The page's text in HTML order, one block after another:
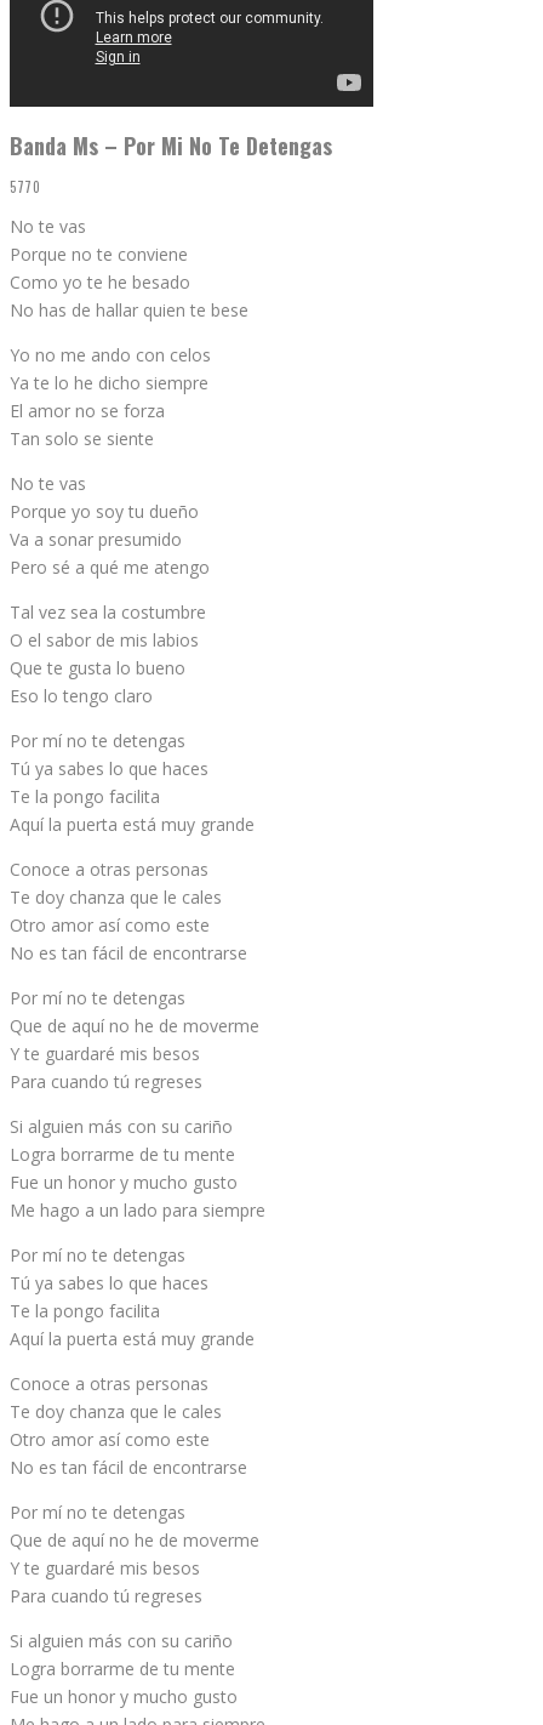
Banda Ms – Por Mi No Te Detengas
5770
No te vas
Porque no te conviene
Como yo te he besado
No has de hallar quien te bese
Yo no me ando con celos
Ya te lo he dicho siempre
El amor no se forza
Tan solo se siente
No te vas
Porque yo soy tu dueño
Va a sonar presumido
Pero sé a qué me atengo
Tal vez sea la costumbre
O el sabor de mis labios
Que te gusta lo bueno
Eso lo tengo claro
Por mí no te detengas
Tú ya sabes lo que haces
Te la pongo facilita
Aquí la puerta está muy grande
Conoce a otras personas
Te doy chanza que le cales
Otro amor así como este
No es tan fácil de encontrarse
Por mí no te detengas
Que de aquí no he de moverme
Y te guardaré mis besos
Para cuando tú regreses
Si alguien más con su cariño
Logra borrarme de tu mente
Fue un honor y mucho gusto
Me hago a un lado para siempre
Por mí no te detengas
Tú ya sabes lo que haces
Te la pongo facilita
Aquí la puerta está muy grande
Conoce a otras personas
Te doy chanza que le cales
Otro amor así como este
No es tan fácil de encontrarse
Por mí no te detengas
Que de aquí no he de moverme
Y te guardaré mis besos
Para cuando tú regreses
Si alguien más con su cariño
Logra borrarme de tu mente
Fue un honor y mucho gusto